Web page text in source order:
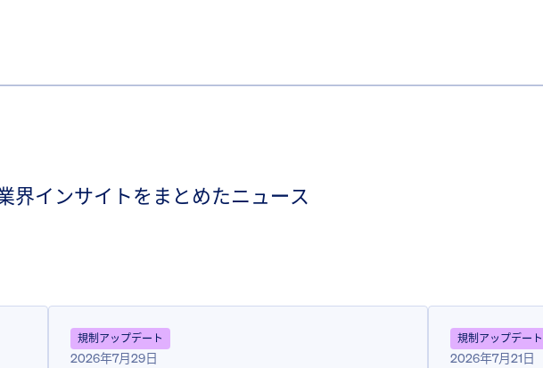
界インサイトをまとめたニュース
規制アップデート
2026年7月29日
規制アップデート
2026年7月21日